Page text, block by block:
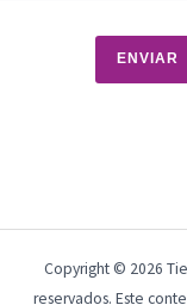
ENVIAR
Copyright © 2026
reservados. Este